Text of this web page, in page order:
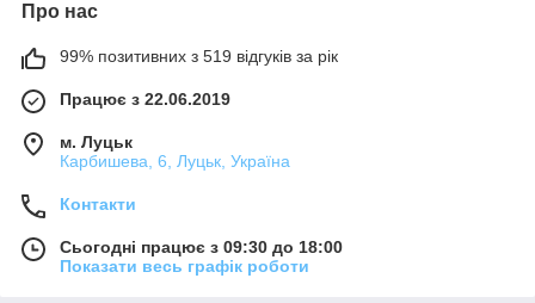
Про нас
99% позитивних з 519 відгуків за рік
Працює з 22.06.2019
м. Луцьк
Карбишева, 6, Луцьк, Україна
Контакти
Сьогодні працює з 09:30 до 18:00
Показати весь графік роботи